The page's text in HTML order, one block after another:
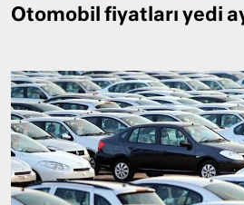
Otomobil fiyatları yedi